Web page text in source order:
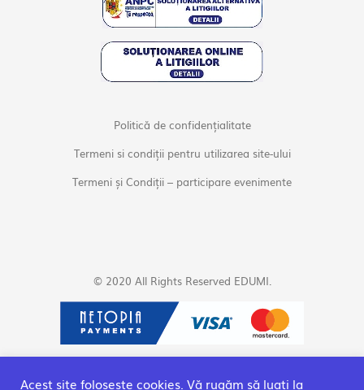
Acest site folosește cookies. Vă rugăm să luați la
Politică de confidențialitate
Termeni si condiții pentru utilizarea site-ului
Termeni și Condiții – participare evenimente
© 2020 All Rights Reserved EDUMI.